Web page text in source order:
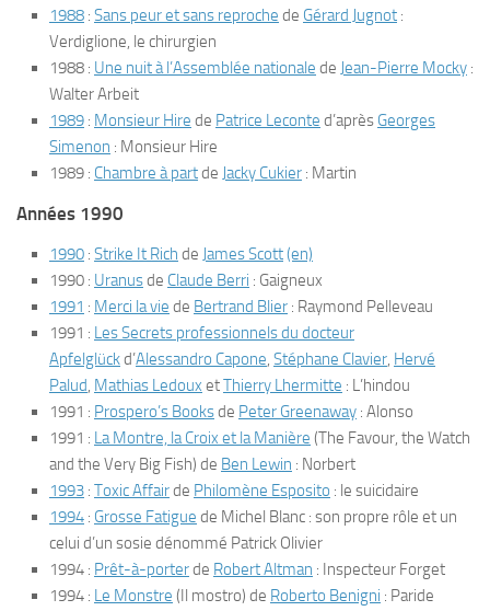
1988 : Sans peur et sans reproche de Gérard Jugnot :
Verdiglione, le chirurgien
1988 : Une nuit à l’Assemblée nationale de Jean-Pierre Mocky :
Walter Arbeit
1989 : Monsieur Hire de Patrice Leconte d’après Georges
Simenon : Monsieur Hire
1989 : Chambre à partde Jacky Cukier : Martin
Années 1990
1990 : Strike It Rich de James Scott(en)
1990 : Uranusde Claude Berri : Gaigneux
1991 : Merci la vie de Bertrand Blier : Raymond Pelleveau
1991 : Les Secrets professionnels du docteur
Apfelglückd’Alessandro Capone, Stéphane Clavier, Hervé
Palud, Mathias Ledoux etThierry Lhermitte : L’hindou
1991 : Prospero’s Booksde Peter Greenaway : Alonso
1991 : La Montre, la Croix et la Manière (The Favour, the Watch
and the Very Big Fish) de Ben Lewin : Norbert
1993 : Toxic Affairde Philomène Esposito : le suicidaire
1994 : Grosse Fatigue de Michel Blanc : son propre rôle et un
celui d’un sosie dénommé Patrick Olivier
1994 : Prêt-à-porterde Robert Altman : Inspecteur Forget
1994 : Le Monstre (Il mostro) de Roberto Benigni : Paride